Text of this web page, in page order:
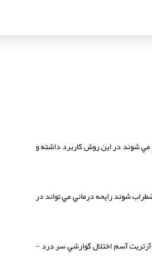
مي شوند در اين روش كاربرد داشته و
شوند رايحه درماني مي تواند در
آسم اختلال گوارشي سر درد -